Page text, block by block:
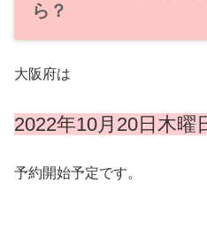
ら？
大阪府は
2022年10月20日 木曜
予約開始予定です。